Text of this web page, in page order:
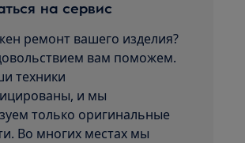
на сервис
ремонт вашего изделия?
вам поможем.
техники
и мы
только оригинальные
Во многих местах мы